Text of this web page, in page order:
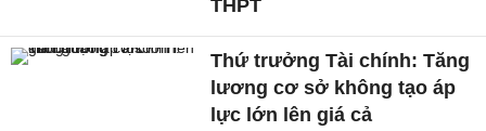
THPT
Thứ trưởng Tài chính: Tăng
lương cơ sở không tạo áp
lực lớn lên giá cả